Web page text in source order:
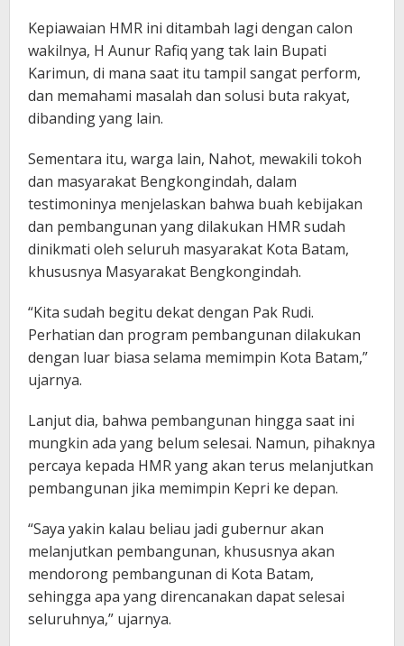
Kepiawaian HMR ini ditambah lagi dengan calon
wakilnya, H Aunur Rafiq yang tak lain Bupati
Karimun, di mana saat itu tampil sangat perform,
dan memahami masalah dan solusi buta rakyat,
dibanding yang lain.
Sementara itu, warga lain, Nahot, mewakili tokoh
dan masyarakat Bengkongindah, dalam
testimoninya menjelaskan bahwa buah kebijakan
dan pembangunan yang dilakukan HMR sudah
dinikmati oleh seluruh masyarakat Kota Batam,
khususnya Masyarakat Bengkongindah.
“Kita sudah begitu dekat dengan Pak Rudi.
Perhatian dan program pembangunan dilakukan
dengan luar biasa selama memimpin Kota Batam,”
ujarnya.
Lanjut dia, bahwa pembangunan hingga saat ini
mungkin ada yang belum selesai. Namun, pihaknya
percaya kepada HMR yang akan terus melanjutkan
pembangunan jika memimpin Kepri ke depan.
“Saya yakin kalau beliau jadi gubernur akan
melanjutkan pembangunan, khususnya akan
mendorong pembangunan di Kota Batam,
sehingga apa yang direncanakan dapat selesai
seluruhnya,” ujarnya.